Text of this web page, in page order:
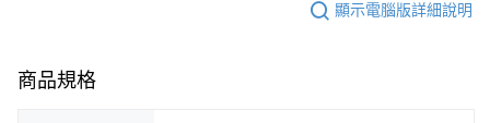
顯示電腦版詳細說明
商品規格